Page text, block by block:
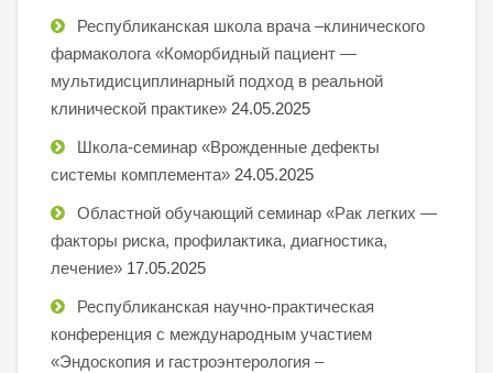
Республиканская школа врача –клинического
фармаколога «Коморбидный пациент —
мультидисциплинарный подход в реальной
клинической практике» 24.05.2025
Школа-семинар «Врожденные дефекты
системы комплемента» 24.05.2025
Областной обучающий семинар «Рак легких —
факторы риска, профилактика, диагностика,
лечение» 17.05.2025
Республиканская научно-практическая
конференция с международным участием
«Эндоскопия и гастроэнтерология –